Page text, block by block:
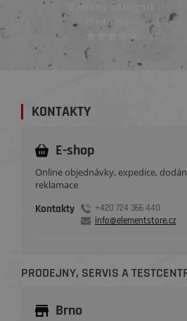
Ověřený zákazník
Před 3 týdny
KONTAKTY
E-shop
Online objednávky, expedice,
reklamace
Kontakty
+420 724 366 440
info@elementstore.cz
PRODEJNY, SERVIS A
Brno